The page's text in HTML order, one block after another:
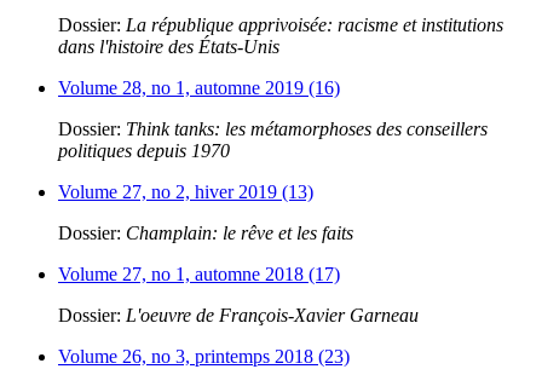
Dossier: La république apprivoisée: racisme et institutions
dans l'histoire des États-Unis
Volume 28, no 1, automne 2019 (16)
Dossier: Think tanks: les métamorphoses des conseillers
politiques depuis 1970
Volume 27, no 2, hiver 2019 (13)
Dossier: Champlain: le rêve et les faits
Volume 27, no 1, automne 2018 (17)
Dossier: L'oeuvre de François-Xavier Garneau
Volume 26, no 3, printemps 2018 (23)